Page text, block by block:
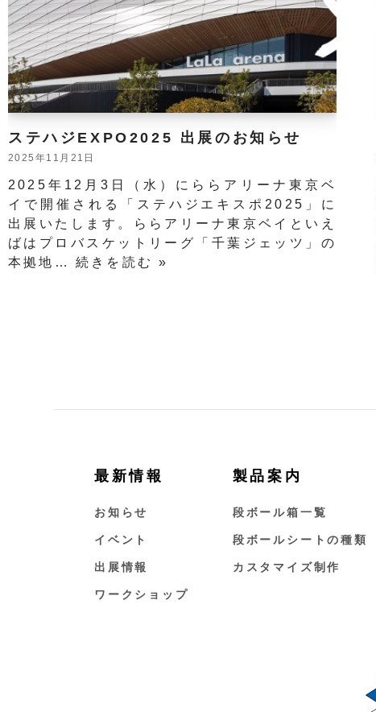
ステハジEXPO2025 出展のお知らせ
2025年11月21日
2025年12月3日（水）にららアリーナ東京ベ
イで開催される「ステハジエキスポ2025」に
出展いたします。ららアリーナ東京ベイといえ
ばはプロバスケットリーグ「千葉ジェッツ」の
本拠地… 続きを読む »
最新情報
お知らせ
イベント
出展情報
ワークショップ
製品案内
段ボール箱一覧
段ボールシートの種類
カスタマイズ制作